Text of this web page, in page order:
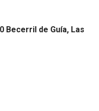
Becerril de Guía, Las